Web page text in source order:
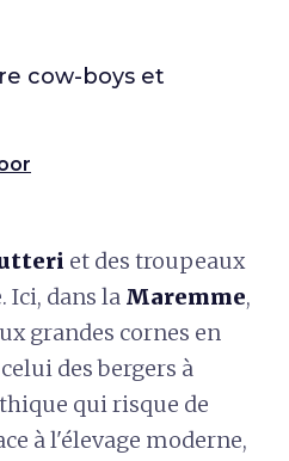
cow-boys et
et des troupeaux
Ici, dans la Maremme,
grandes cornes en
des bergers à
qui risque de
à l'élevage moderne,